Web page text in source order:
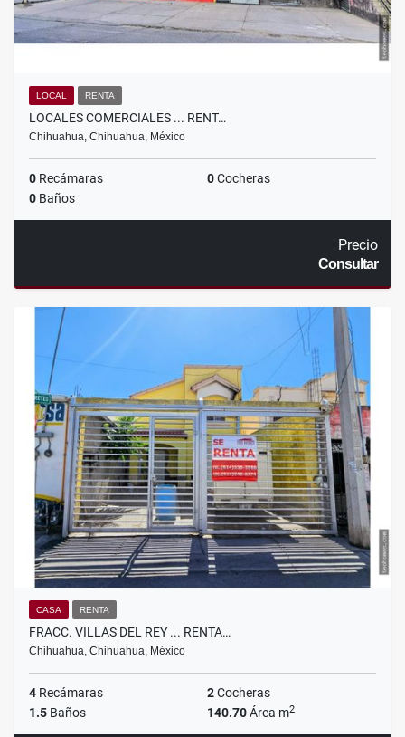
LOCAL RENTA
LOCALES COMERCIALES ... RENT…
Chihuahua, Chihuahua, México
0 Recámaras 0Cocheras
0 Baños
Precio
Consultar
CASA RENTA
FRACC. VILLAS DEL REY ... RENTA…
Chihuahua, Chihuahua, México
4 Recámaras 2Cocheras
1.5 Baños 140.70Área m2